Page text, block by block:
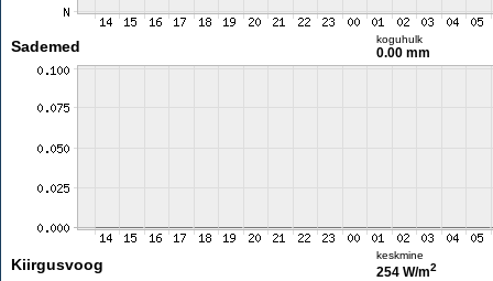
Sademed koguhulk
0.00 mm
Kiirgusvoog
keskmine
254 W/m2